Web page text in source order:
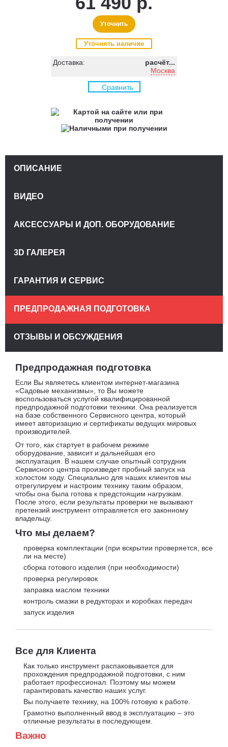
Уточнить
Уточнять наличие
Доставка:
расчёт...
Москва
Сравнить
Предпродажная подготовка
Если Вы являетесь клиентом интернет-магазина
«Садовые механизмы», то Вы можете
воспользоваться услугой квалифицированной
предпродажной подготовки техники. Она реализуется
на базе собственного Сервисного центра, который
имеет авторизацию и сертификаты ведущих мировых
производителей.
От того, как стартует в рабочем режиме
оборудование, зависит и дальнейшая его
эксплуатация. В нашем случае опытный сотрудник
Сервисного центра произведет пробный запуск на
холостом ходу. Специально для наших клиентов мы
отрегулируем и настроим технику таким образом,
чтобы она была готова к предстоящим нагрузкам.
После этого, если результаты проверки не вызывают
претензий инструмент отправляется его законному
владельцу.
Что мы делаем?
проверка комплектации (при вскрытии проверяется, все
ли на месте)
сборка готового изделия (при необходимости)
проверка регулировок
заправка маслом техники
контроль смазки в редукторах и коробках передач
запуск изделия
Все для Клиента
Как только инструмент распаковывается для
прохождения предпродажной подготовки, с ним
работает профессионал. Поэтому мы можем
гарантировать качество наших услуг.
Вы получаете технику, на 100% готовую к работе.
Грамотно выполненный ввод в эксплуатацию – это
отличные результаты в последующем.
Важно
ОПИСАНИЕ
ВИДЕО
АКСЕССУАРЫ И ДОП. ОБОРУДОВАНИЕ
3D ГАЛЕРЕЯ
ГАРАНТИЯ И СЕРВИС
ПРЕДПРОДАЖНАЯ ПОДГОТОВКА
ОТЗЫВЫ И ОБСУЖДЕНИЯ